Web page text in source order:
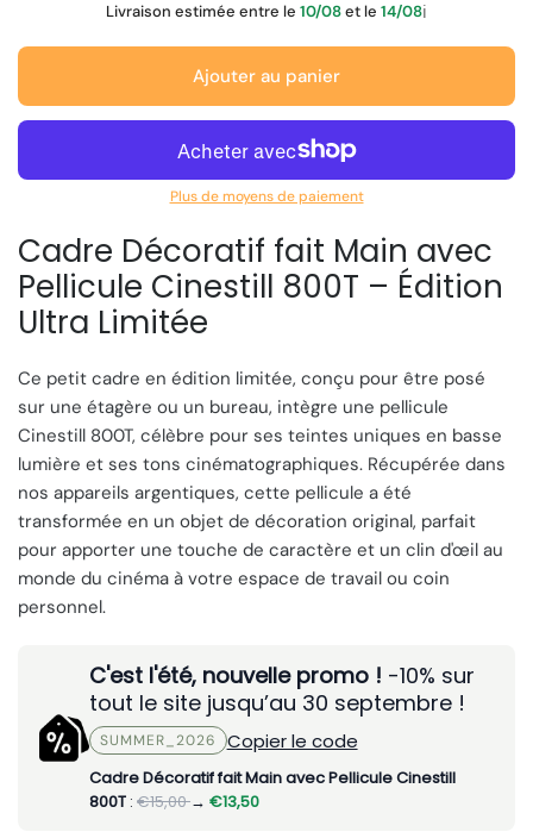
Livraison estimée entre le 10/08et le 14/08ℹ️
Ajouter au panier
Plus de moyens de paiement
Cadre Décoratif fait Main avec
Pellicule Cinestill 800T – Édition
Ultra Limitée
Ce petit cadre en édition limitée, conçu pour être posé
sur une étagère ou un bureau, intègre une pellicule
Cinestill 800T, célèbre pour ses teintes uniques en basse
lumière et ses tons cinématographiques. Récupérée dans
nos appareils argentiques, cette pellicule a été
transformée en un objet de décoration original, parfait
pour apporter une touche de caractère et un clin d'œil au
monde du cinéma à votre espace de travail ou coin
personnel.
C'est l'été, nouvelle promo ! -10% sur
tout le site jusqu’au 30 septembre !
SUMMER_2026 Copier le code
Cadre Décoratif fait Main avec Pellicule Cinestill
800T :€15,00→€13,50